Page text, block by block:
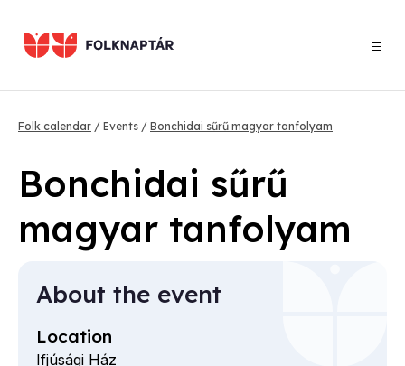
main
content
Breadcrumb
Folk calendar Events Bonchidai sűrű magyar tanfolyam
Bonchidai sűrű
magyar tanfolyam
About the event
Location
Ifjúsági Ház